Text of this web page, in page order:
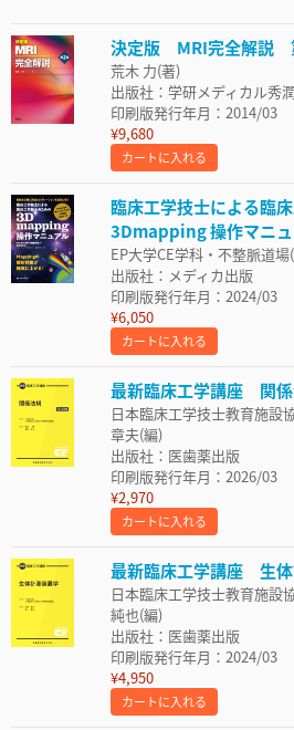
決定版 MRI完全解説
荒木 力(著)
出版社：学研メディカル秀
印刷版発行年月：2014/03
¥9,680
カートに入れる
臨床工学技士による臨
3Dmapping 操作マニ
EP大学CE学科・不整脈道場
出版社：メディカ出版
印刷版発行年月：2024/03
¥6,050
カートに入れる
最新臨床工学講座 関
日本臨床工学技士教育施設
章夫(編)
出版社：医歯薬出版
印刷版発行年月：2026/03
¥2,970
カートに入れる
最新臨床工学講座 生
日本臨床工学技士教育施設
純也(編)
出版社：医歯薬出版
印刷版発行年月：2024/03
¥4,950
カートに入れる